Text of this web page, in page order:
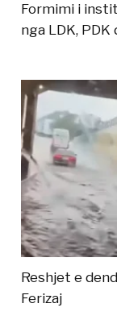
Formimi i
nga LDK,
Reshjet e
Ferizaj